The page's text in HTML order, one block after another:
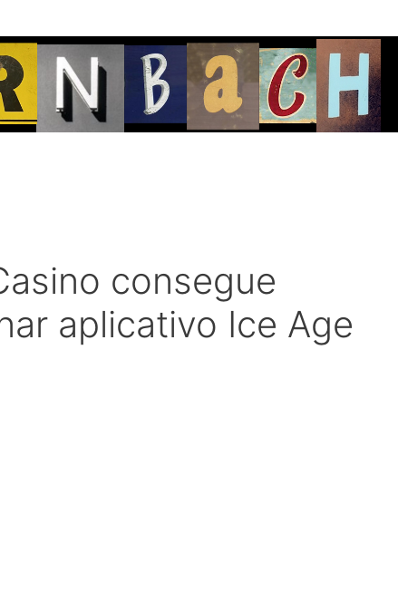
consegue
aplicativo Ice Age